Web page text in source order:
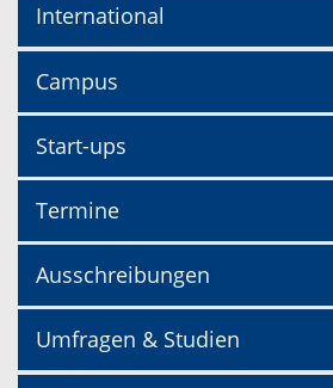
International
Campus
Start-ups
Termine
Ausschreibungen
Umfragen & Studien